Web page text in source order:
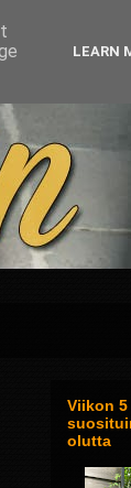
Viikon 5
olutta
LEARN